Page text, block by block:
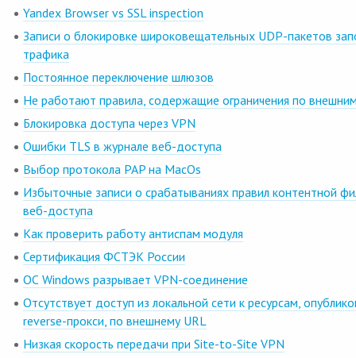
Yandex Browser vs SSL inspection
Записи о блокировке широковещательных UDP-пакетов
трафика
Постоянное переключение шлюзов
Не работают правила, содержащие ограничения по
Блокировка доступа через VPN
Ошибки TLS в журнале веб-доступа
Выбор протокола PAP на MacOs
Избыточные записи о срабатываниях правил контентной
веб-доступа
Как проверить работу антиспам модуля
Сертификация ФСТЭК России
ОС Windows разрывает VPN-соединение
Отсутствует доступ из локальной сети к ресурсам,
reverse-прокси, по внешнему URL
Низкая скорость передачи при Site-to-Site VPN